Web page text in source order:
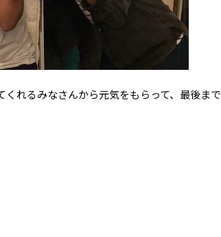
れるみなさんから元気をもらって、最後まで